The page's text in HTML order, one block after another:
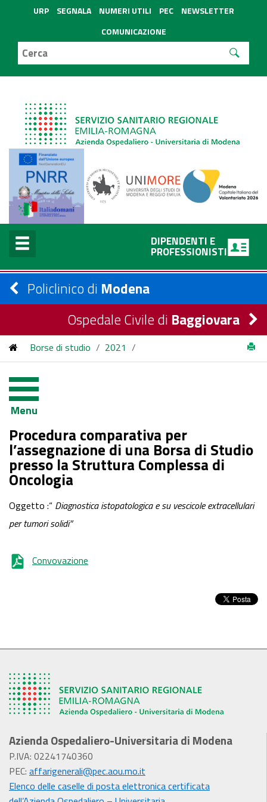
URP SEGNALA NUMERI UTILI PEC
NEWSLETTER
COMUNICAZIONE
DIPENDENTI E
PROFESSIONISTI
Policlinico di Modena
Ospedale Civile di Baggiovara
Borse di studio / 2021 /
Studio presso la Struttura Complessa di Oncologia
Menu
Procedura comparativa per
l’assegnazione di una Borsa di Studio
presso la Struttura Complessa di
Oncologia
Oggetto :“ Diagnostica istopatologica e su vescicole extracellulari
per tumori solidi”
Convovazione
Azienda Ospedaliero-Universitaria di Modena
P.IVA: 02241740360
PEC: affarigenerali@pec.aou.mo.it
Elenco delle caselle di posta elettronica certificata